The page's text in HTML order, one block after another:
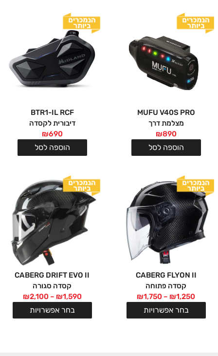
MUFU V40S PRO
מצלמת דרך
₪890
הוספה לסל
BTR1-IL RCF
דיבורית לקסדה
₪690
הוספה לסל
CABERG FLYON II
קסדה פתוחה
₪1,250
–
₪1,750
בחר אפשרויות
CABERG DRIFT EVO II
קסדה סגורה
₪1,590
–
₪2,100
בחר אפשרויות